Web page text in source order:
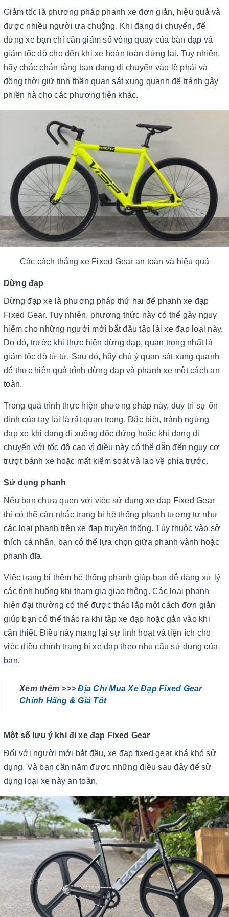
Giảm tốc là phương pháp phanh xe đơn giản, hiệu quả và
được nhiều người ưa chuộng. Khi đang di chuyển, để
dừng xe bạn chỉ cần giảm số vòng quay của bàn đạp và
giảm tốc độ cho đến khi xe hoàn toàn dừng lại. Tuy nhiên,
hãy chắc chắn rằng bạn đang di chuyển vào lề phải và
đồng thời giữ tinh thần quan sát xung quanh để tránh gây
phiền hà cho các phương tiện khác.
Các cách thắng xe Fixed Gear an toàn và hiệu quả
Dừng đạp
Dừng đạp xe là phương pháp thứ hai để phanh xe đạp
Fixed Gear. Tuy nhiên, phương thức này có thể gây nguy
hiểm cho những người mới bắt đầu tập lái xe đạp loại này.
Do đó, trước khi thực hiện dừng đạp, quan trọng nhất là
giảm tốc độ từ từ. Sau đó, hãy chú ý quan sát xung quanh
để thực hiện quá trình dừng đạp và phanh xe một cách an
toàn.
Trong quá trình thực hiện phương pháp này, duy trì sự ổn
định của tay lái là rất quan trọng. Đặc biệt, tránh ngừng
đạp xe khi đang đi xuống dốc đứng hoặc khi đang di
chuyển với tốc độ cao vì điều này có thể dẫn đến nguy cơ
trượt bánh xe hoặc mất kiểm soát và lao về phía trước.
Sử dụng phanh
Nếu bạn chưa quen với việc sử dụng xe đạp Fixed Gear
thì có thể cân nhắc trang bị hệ thống phanh tương tự như
các loại phanh trên xe đạp truyền thống. Tùy thuộc vào sở
thích cá nhân, bạn có thể lựa chọn giữa phanh vành hoặc
phanh đĩa.
Việc trang bị thêm hệ thống phanh giúp bạn dễ dàng xử lý
các tình huống khi tham gia giao thông. Các loại phanh
hiện đại thường có thể được tháo lắp một cách đơn giản
giúp bạn có thể tháo ra khi tập xe đạp hoặc gắn vào khi
cần thiết. Điều này mang lại sự linh hoạt và tiện ích cho
việc điều chỉnh trang bị xe đạp theo nhu cầu sử dụng của
bạn.
Xem thêm >>>Địa Chỉ Mua Xe Đạp Fixed Gear
Chính Hãng & Giá Tốt
Một số lưu ý khi đi xe đạp Fixed Gear
Đối với người mới bắt đầu, xe đạp fixed gear khá khó sử
dụng. Và bạn cần nắm được những điều sau đây để sử
dụng loại xe này an toàn.